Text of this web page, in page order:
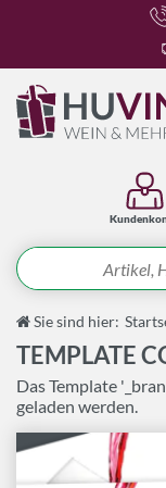
Sie sind hier:
TEMPLATE
Das Template
geladen werden.